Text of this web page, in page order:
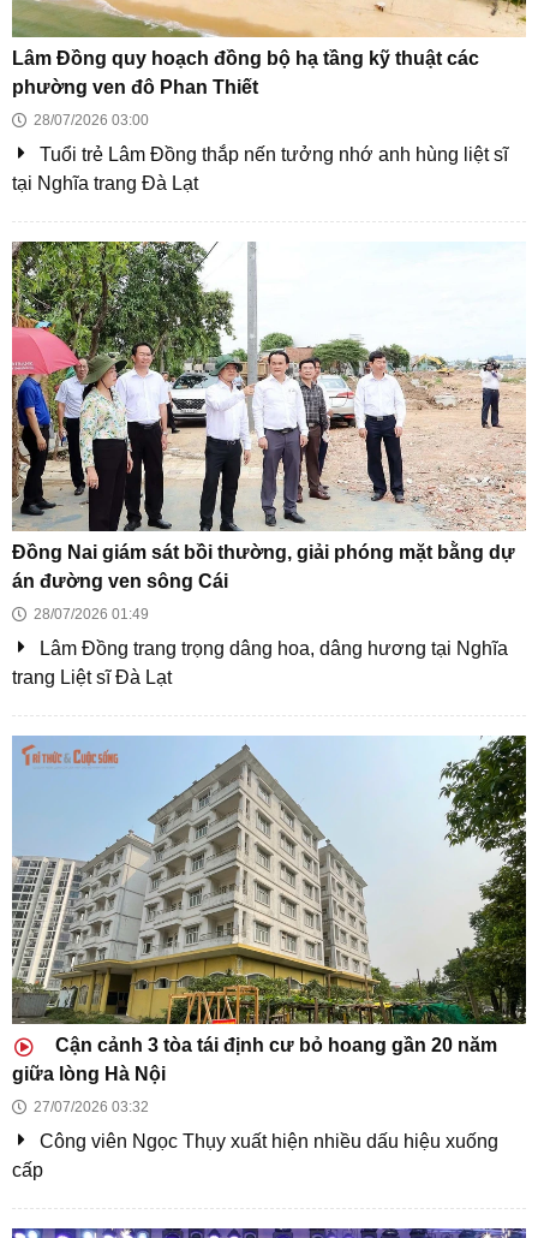
TPHCM đột phá thể chế kiến tạo động lực phát triển
siêu đô thị
TP HCM tìm nhà đầu tư hai khu đô thị quy mô hơn
144.000 tỷ đồng
Chủ tịch tỉnh toàn quyền quyết định xử lý nhà, đất dôi
dư sau sáp nhập